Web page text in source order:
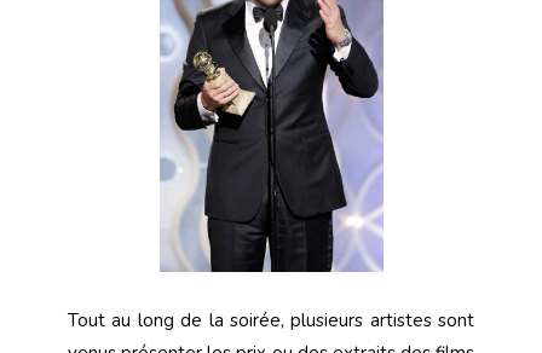
Tout au long de la soirée, plusieurs artistes sont